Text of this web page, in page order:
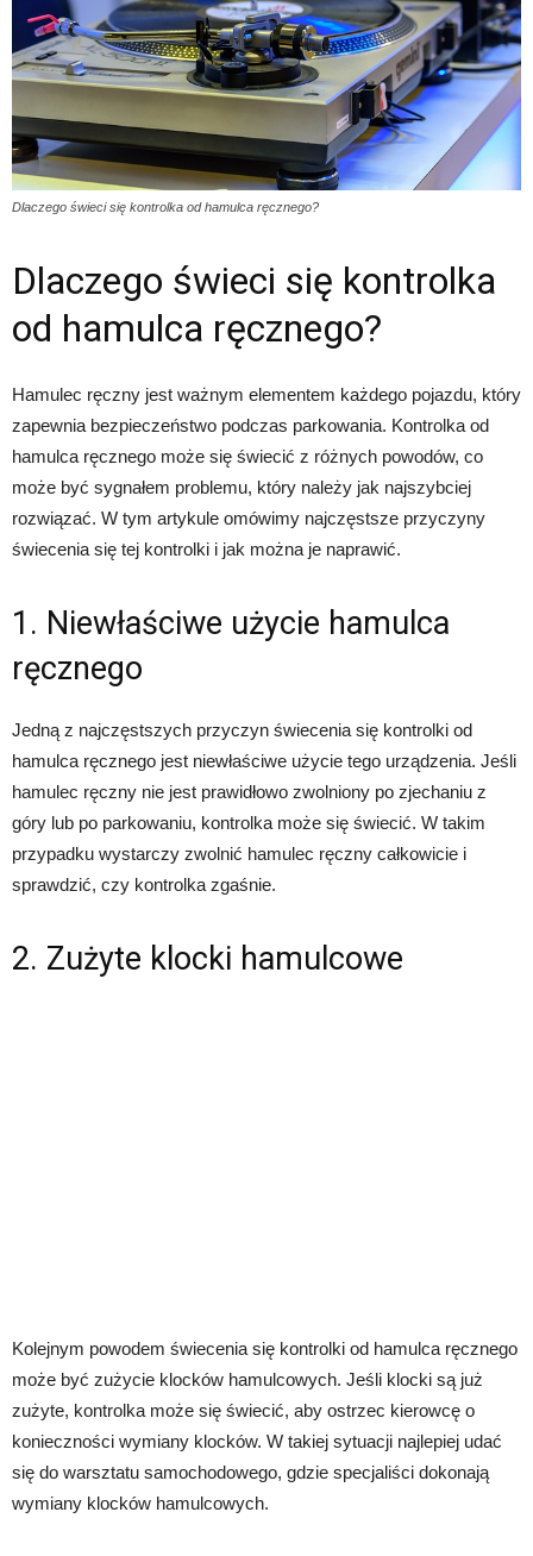
Dlaczego świeci się kontrolka od hamulca ręcznego?
Dlaczego świeci się kontrolka
od hamulca ręcznego?
Hamulec ręczny jest ważnym elementem każdego pojazdu, który
zapewnia bezpieczeństwo podczas parkowania. Kontrolka od
hamulca ręcznego może się świecić z różnych powodów, co
może być sygnałem problemu, który należy jak najszybciej
rozwiązać. W tym artykule omówimy najczęstsze przyczyny
świecenia się tej kontrolki i jak można je naprawić.
1. Niewłaściwe użycie hamulca
ręcznego
Jedną z najczęstszych przyczyn świecenia się kontrolki od
hamulca ręcznego jest niewłaściwe użycie tego urządzenia. Jeśli
hamulec ręczny nie jest prawidłowo zwolniony po zjechaniu z
góry lub po parkowaniu, kontrolka może się świecić. W takim
przypadku wystarczy zwolnić hamulec ręczny całkowicie i
sprawdzić, czy kontrolka zgaśnie.
2. Zużyte klocki hamulcowe
Kolejnym powodem świecenia się kontrolki od hamulca ręcznego
może być zużycie klocków hamulcowych. Jeśli klocki są już
zużyte, kontrolka może się świecić, aby ostrzec kierowcę o
konieczności wymiany klocków. W takiej sytuacji najlepiej udać
się do warsztatu samochodowego, gdzie specjaliści dokonają
wymiany klocków hamulcowych.